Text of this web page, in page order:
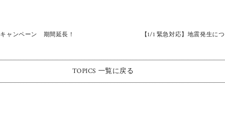
ャンペーン 期間延長！ 【1/1 緊急対応】地震発生に
TOPICS 一覧に戻る